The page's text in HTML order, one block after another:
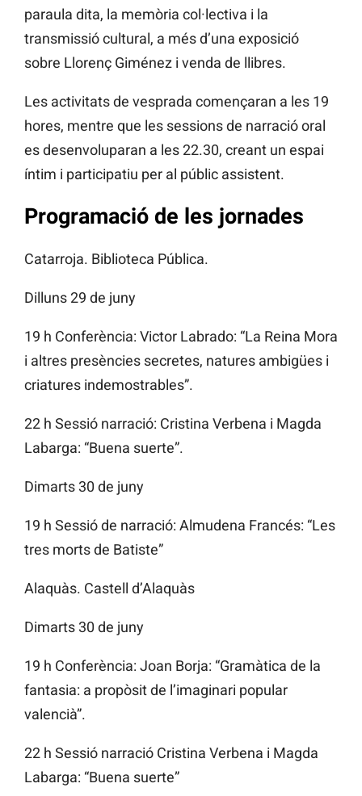
paraula dita, la memòria col·lectiva i la
transmissió cultural, a més d’una exposició
sobre Llorenç Giménez i venda de llibres.
Les activitats de vesprada començaran a les 19
hores, mentre que les sessions de narració oral
es desenvoluparan a les 22.30, creant un espai
íntim i participatiu per al públic assistent.
Programació de les jornades
Catarroja. Biblioteca Pública.
Dilluns 29 de juny
19 h Conferència: Victor Labrado: “La Reina Mora
i altres presències secretes, natures ambigües i
criatures indemostrables”.
22 h Sessió narració: Cristina Verbena i Magda
Labarga: “Buena suerte”.
Dimarts 30 de juny
19 h Sessió de narració: Almudena Francés: “Les
tres morts de Batiste”
Alaquàs. Castell d’Alaquàs
Dimarts 30 de juny
19 h Conferència: Joan Borja: “Gramàtica de la
fantasia: a propòsit de l’imaginari popular
valencià”.
22 h Sessió narració Cristina Verbena i Magda
Labarga: “Buena suerte”